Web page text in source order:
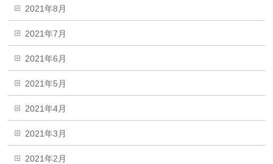
2021年8月
2021年7月
2021年6月
2021年5月
2021年4月
2021年3月
2021年2月